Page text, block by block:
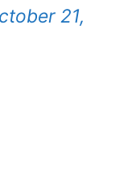
21,